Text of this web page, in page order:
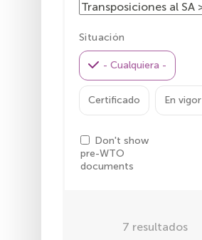
Situación
- Cualquiera -
Certificado En vigor
Don't show
pre-WTO
documents
7 resultados